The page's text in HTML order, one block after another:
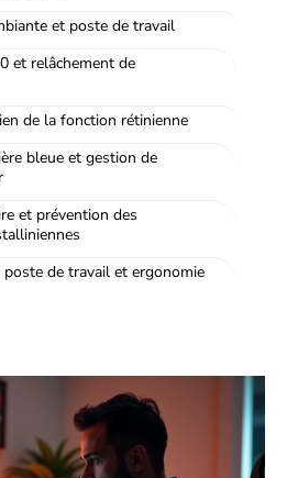
et poste de travail
et relâchement de
de la fonction rétinienne
bleue et gestion de
et prévention des
de travail et ergonomie